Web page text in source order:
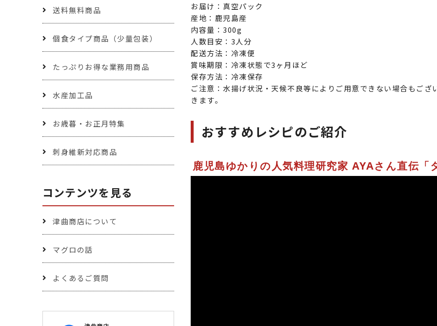
お届け：真空パック
産地：鹿児島産
内容量：300g
人数目安：3人分
配送方法：冷凍便
賞味期限：冷凍状態で3ヶ月ほど
保存方法：冷凍保存
ご注意：水揚げ状況・天候不良等によりご用意できない場合もご
きます。
おすすめレシピのご紹介
鹿児島ゆかりの人気料理研究家 AYAさん直伝「
送料無料商品
個食タイプ商品（少量包装）
たっぷりお得な業務用商品
水産加工品
お歳暮・お正月特集
刺身維新対応商品
コンテンツを見る
津曲商店について
マグロの話
よくあるご質問